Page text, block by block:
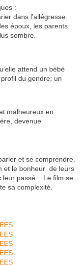
:
dans l’allégresse.
époux, les parents
sombre.
attend un bébé
du gendre: un
malheureux en
devenue
et se comprendre.
et le bonheur de leurs
passé... Le film se
sa complexité